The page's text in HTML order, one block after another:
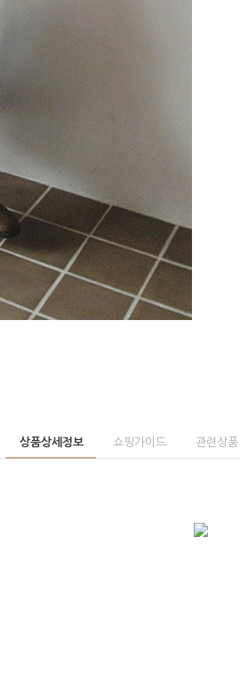
상품상세정보 쇼핑가이드 관련상품